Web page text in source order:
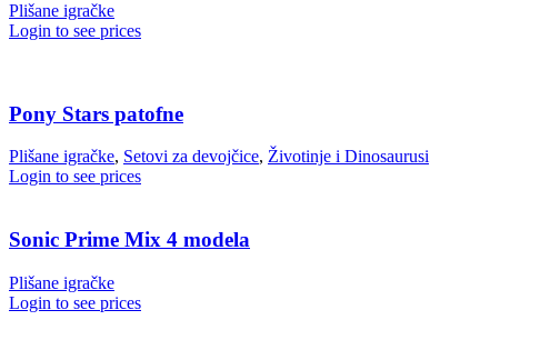
Plišane igračke
Login to see prices
Pony Stars patofne
Plišane igračke, Setovi za devojčice, Životinje i Dinosaurusi
Login to see prices
Sonic Prime Mix 4 modela
Plišane igračke
Login to see prices